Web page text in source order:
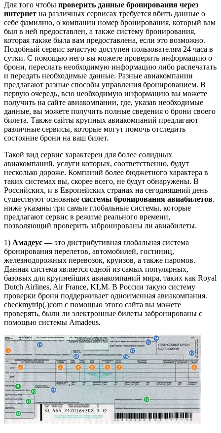
Для того чтобы проверить данные бронирования через
интернет на различных сервисах требуется вбить данные о
себе фамилию, о компании номер бронирования, который вам
был в ней предоставлен, а также систему бронирования,
которая также была вам предоставлена, если это возможно.
Подобный сервис зачастую доступен пользователям 24 часа в
сутки. С помощью него вы можете проверить информацию о
брони, переслать необходимую информацию либо распечатать
и передать необходимые данные. Разные авиакомпании
предлагают разные способы управления бронированием. В
первую очередь, всю необходимую информацию вы можете
получить на сайте авиакомпании, где, указав необходимые
данные, вы можете получить полные сведения о брони своего
билета. Также сайты крупных авиакомпаний предлагают
различные сервисы, которые могут помочь отследить
состояние брони на ваш билет.
Такой вид сервис характерен для более солидных
авиакомпаний, услуги которых, соответственно, будут
несколько дороже. Компаний более бюджетного характера в
таких системах вы, скорее всего, не будут обнаружены. В
Российских, и в Европейских странах на сегодняшний день
существуют основные системы бронирования авиабилетов.
ниже указаны три самые глобальные системы, которые
предлагают сервис в режиме реального времени,
позволяющий проверить забронированы ли авиабилеты.
1) Амадеус —это дистрибутивная глобальная система
бронирования перелетов, автомобилей, гостиниц,
железнодорожных перевозок, круизов, а также паромов.
Данная система является одной из самых популярных,
базовых для крупнейших авиакомпаний мира, таких как Royal
Dutch Airlines, Air France, KLM. В России такую систему
проверки брони поддерживает одноименная авиакомпания.
checkmytrip(.)com с помощью этого сайта вы можете
проверять, были ли электронные билеты забронированы с
помощью системы Amadeus.